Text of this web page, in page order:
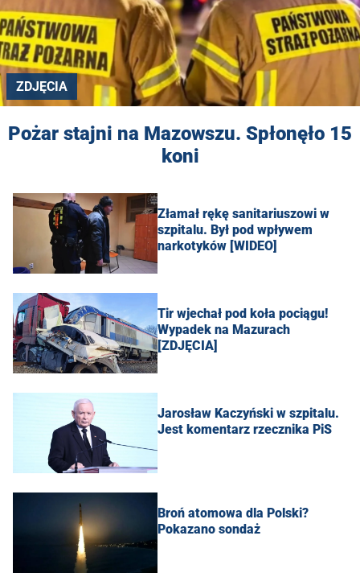
ZDJĘCIA
Pożar stajni na Mazowszu. Spłonęło 15
koni
Złamał rękę sanitariuszowi w
szpitalu. Był pod wpływem
narkotyków [WIDEO]
Tir wjechał pod koła pociągu!
Wypadek na Mazurach
[ZDJĘCIA]
Jarosław Kaczyński w szpitalu.
Jest komentarz rzecznika PiS
Broń atomowa dla Polski?
Pokazano sondaż